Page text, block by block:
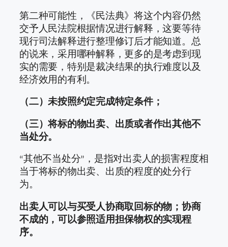
第二种可能性，《民法典》将这个内容仍然
交予人民法院根据情况进行解释，这要等待
现行司法解释进行整理修订后才能知道。总
的说来，采用哪种解释，更多的是考虑到现
实的需要，特别是裁决结果的执行难度以及
经济效用的有利。
（二）未按照约定完成特定条件；
（三）将标的物出卖、出质或者作出其他不
当处分。
“其他不当处分”，是指对出卖人的损害程度相
当于将标的物出卖、出质的程度的处分行
为。
出卖人可以与买受人协商取回标的物；协商
不成的，可以参照适用担保物权的实现程
序。